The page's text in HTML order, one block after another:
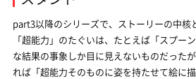
part3以降のシリーズで、ストーリーの中核
「超能力」のたぐいは、たとえば「スプー
な結果の事象しか目に見えないものだった
れば「超能力そのものに姿を持たせて絵に